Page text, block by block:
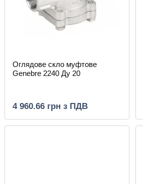
Оглядове скло муфтове
Genebre 2240 Ду 20
4 960.66 грн з ПДВ